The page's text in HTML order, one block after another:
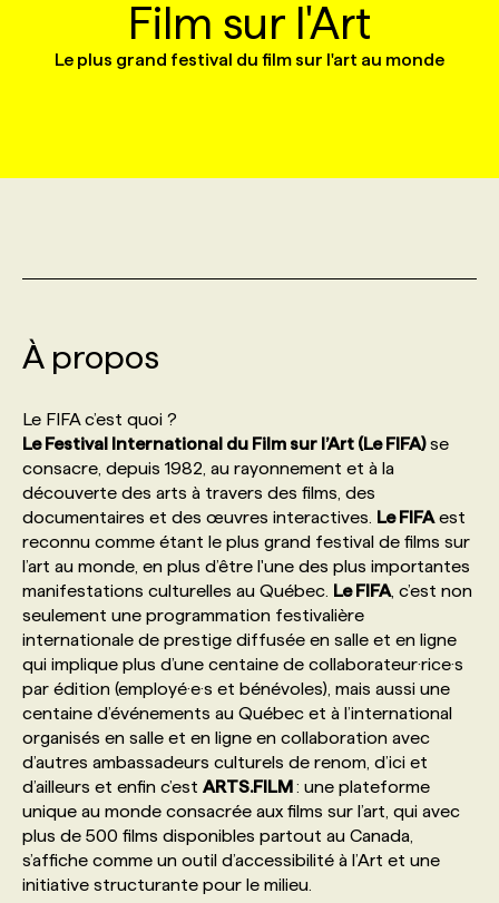
NOUVEAUX MANDATS
MARKETING ET COMMUNICATION
NOS AUTEUR‧RICES
BULLETIN RECRUTEMENT
AFFICHEZ UN POSTE / TARIFS
CANDIDAT
NOS CONFÉRENCES
FORMATIONS
POURQUOI CHOISIR NOS FORMATIONS
NOS TARIFS
PROGRAMMES DE SUBVENTIONS
FAQ
ANNONCEZ AVEC NOUS
FAQ
ANNONCEZ AVEC NOUS
Film sur l'Art
Le plus grand festival du film sur l'art au monde
À propos
Le FIFA c’est quoi ?
Le Festival International du Film sur l’Art (Le FIFA)se
consacre, depuis 1982, au rayonnement et à la
découverte des arts à travers des films, des
documentaires et des œuvres interactives. Le FIFAest
reconnu comme étant le plus grand festival de films sur
l’art au monde, en plus d’être l'une des plus importantes
manifestations culturelles au Québec. Le FIFA, c’est non
seulement une programmation festivalière
internationale de prestige diffusée en salle et en ligne
qui implique plus d’une centaine de collaborateur·rice·s
par édition (employé·e·s et bénévoles), mais aussi une
centaine d’événements au Québec et à l’international
organisés en salle et en ligne en collaboration avec
d’autres ambassadeurs culturels de renom, d’ici et
d’ailleurs et enfin c’est ARTS.FILM: une plateforme
unique au monde consacrée aux films sur l’art, qui avec
plus de 500 films disponibles partout au Canada,
s’affiche comme un outil d’accessibilité à l’Art et une
initiative structurante pour le milieu.